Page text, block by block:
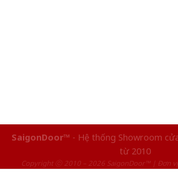
SaigonDoor™ - Hệ thống Showroom
từ 2010
Copyright ⓒ 2010 – 2026 SaigonDoor™ | Đơn